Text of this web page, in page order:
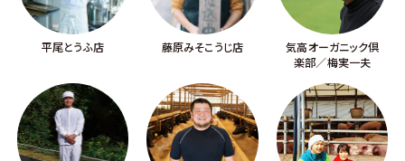
平尾とうふ店 藤原みそこうじ店
気高オーガニック倶
楽部／梅実一夫